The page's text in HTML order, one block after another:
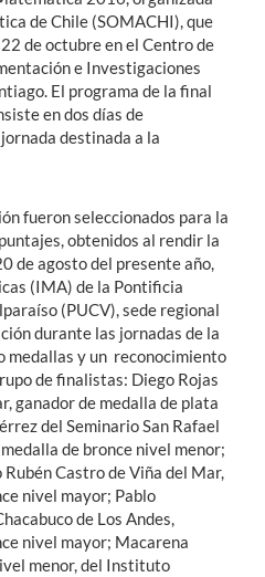
de Chile (SOMACHI), que
de octubre en el Centro de
e Investigaciones
El programa de la final
en dos días de
destinada a la
fueron seleccionados para la
obtenidos al rendir la
de agosto del presente año,
(IMA) de la Pontificia
(PUCV), sede regional
durante las jornadas de la
medallas y un reconocimiento
de finalistas: Diego Rojas
ganador de medalla de plata
del Seminario San Rafael
de bronce nivel menor;
Castro de Viña del Mar,
nivel mayor; Pablo
de Los Andes,
nivel mayor; Macarena
menor, del Instituto